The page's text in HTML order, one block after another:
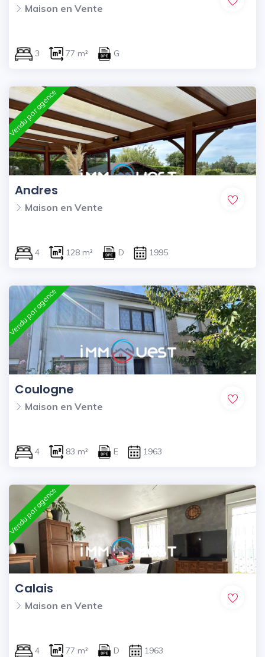
Maison en Vente
3 77 m² G
Vendu par agence
Andres
Maison en Vente
4 128 m² D 1995
Vendu par agence
Coulogne
Maison en Vente
4 83 m² E 1963
Vendu par agence
Calais
Maison en Vente
4 77 m² D 1963